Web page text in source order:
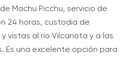
Machu Picchu, servicio de
24 horas, custodia de
y vistas al río Vilcanota y a las
Es una excelente opción para